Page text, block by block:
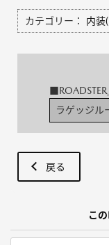
カテゴリー： 内装
ラゲッジル
戻る
こ